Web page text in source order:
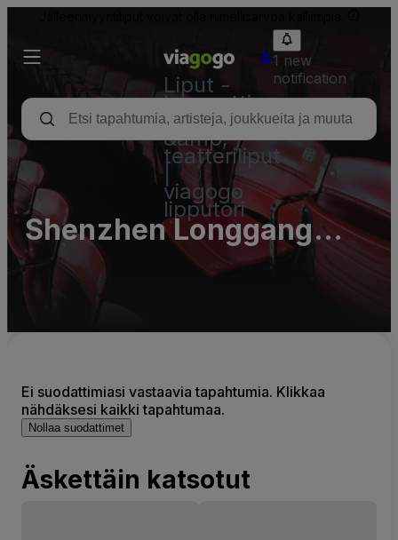
Liput -
konsertti,
urheilu
&amp;
teatteriliput
viagogo
lipputori
1 new
notification
Shenzhen Longgang
Shenxianling
Center
Ei suodattimiasi vastaavia tapahtumia. Klikkaa
nähdäksesi kaikki tapahtumaa.
Nollaa suodattimet
Äskettäin katsotut